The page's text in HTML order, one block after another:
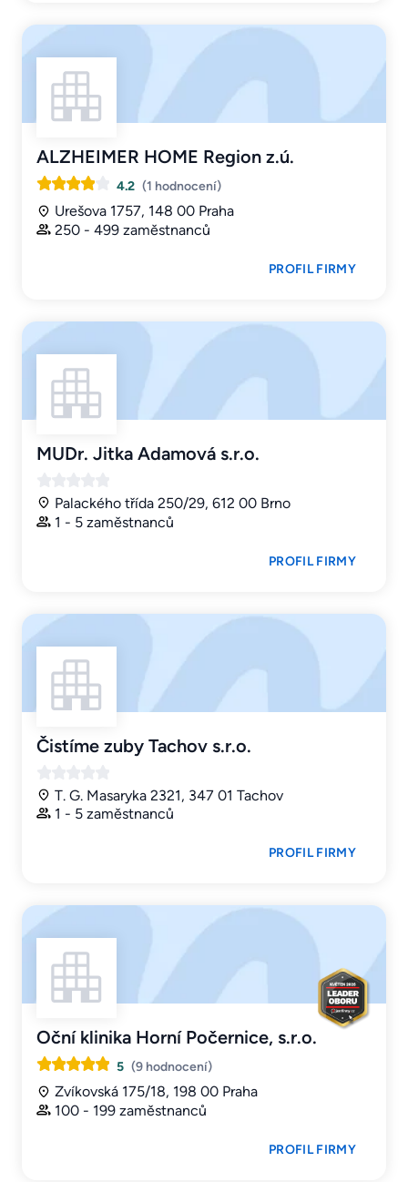
ALZHEIMER HOME Region z.ú.
4.2 (1 hodnocení)
Urešova 1757, 148 00 Praha
250 - 499 zaměstnanců
PROFIL FIRMY
MUDr. Jitka Adamová s.r.o.
Palackého třída 250/29, 612 00 Brno
1 - 5 zaměstnanců
PROFIL FIRMY
Čistíme zuby Tachov s.r.o.
T. G. Masaryka 2321, 347 01 Tachov
1 - 5 zaměstnanců
PROFIL FIRMY
Oční klinika Horní Počernice, s.r.o.
5 (9 hodnocení)
Zvíkovská 175/18, 198 00 Praha
100 - 199 zaměstnanců
PROFIL FIRMY